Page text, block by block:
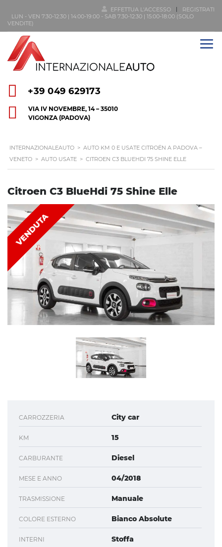
EFFETTUA L'ACCESSO
REGISTRATI
LUN - VEN 7:30-12:30 | 14:00-19:00 - SAB 7:30-12:30 | 15:00-18:00 (SOLO
VENDITE)
+39 049 629173
VIA IV NOVEMBRE, 14 – 35010
VIGONZA (PADOVA)
INTERNAZIONALEAUTO > AUTO KM 0 E USATE CITROËN A PADOVA –
VENETO > AUTO USATE > CITROEN C3 BLUEHDI 75 SHINE ELLE
Citroen C3 BlueHdi 75 Shine Elle
VENDUTA
CARROZZERIA City car
KM 15
CARBURANTE Diesel
MESE E ANNO 04/2018
TRASMISSIONE Manuale
COLORE ESTERNO Bianco Absolute
INTERNI Stoffa